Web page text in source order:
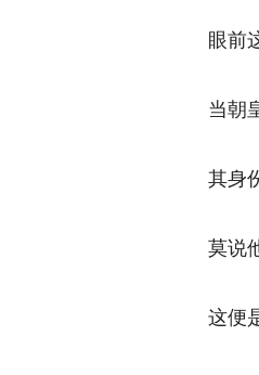
眼前
当朝
其身
莫说
这便